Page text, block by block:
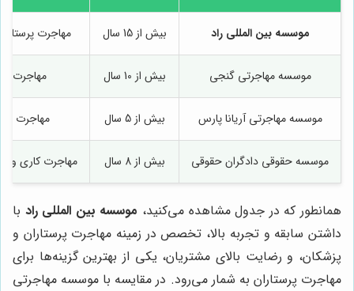
موسسه بین المللی راد بیش از 15 سال مهاجرت
موسسه مهاجرتی گنجی بیش از 10 سال مهاجرت
موسسه مهاجرتی آریانا پارس بیش از 5 سال مهاجرت
موسسه حقوقی دادگران حقوقی بیش از 8 سال مهاجرت کاری و
همانطور که در جدول مشاهده می‌کنید، موسسه بین المللی راد با
داشتن سابقه و تجربه بالا، تخصص در زمینه مهاجرت پرستاران و
پزشکان، و رضایت بالای مشتریان، یکی از بهترین گزینه‌ها برای
مهاجرت پرستاران به شمار می‌رود. در مقایسه با موسسه مهاجرتی